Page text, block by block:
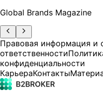
Global Brands Magazine
Правовая информация и
ответственности
конфиденциальности
КарьераКонтакты